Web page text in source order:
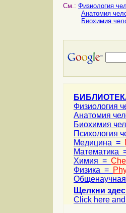
См.: Физиология
Анатомия
Биохимия
Физиология
Анатомия
Биохимия
Психология
Медицина =
Математика
Химия =
Физика =
Щелкни
Click here